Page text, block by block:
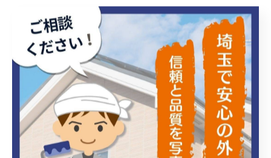
季節選びに迷った場合は、埼玉県の地域事情に詳しい業
者へ相談することをおすすめします。業者は過去の施工
実績や気象データをもとに適切なアドバイスをしてくれ
るため、安心して工事計画を進められます。
埼玉県で外壁塗装を行う最適なタイミング
埼玉県で外壁塗装を行う最適なタイミングは、4～6月ま
たは9～11月といった春や秋が挙げられます。これらの